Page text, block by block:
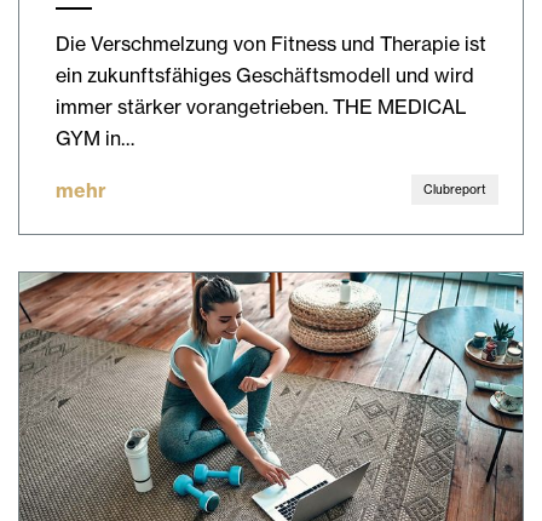
Die Verschmelzung von Fitness und Therapie ist
ein zukunftsfähiges Geschäftsmodell und wird
immer stärker vorangetrieben. THE MEDICAL
GYM in…
mehr Clubreport